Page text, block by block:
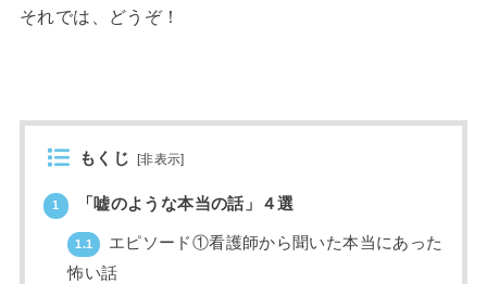
それでは、どうぞ！
もくじ [非表示]
1 「嘘のような本当の話」４選
1.1
エピソード①看護師から聞いた本当にあった
怖い話